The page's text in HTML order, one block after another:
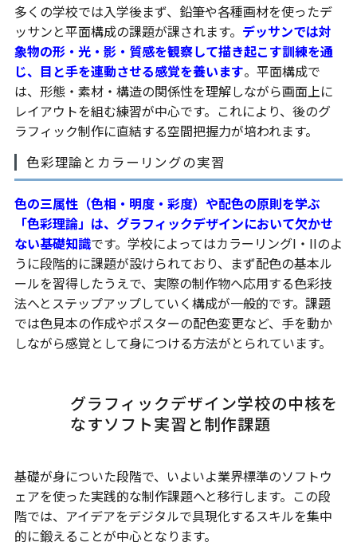
多くの学校では入学後まず、鉛筆や各種画材を使ったデ
ッサンと平面構成の課題が課されます。 デッサンでは対
象物の形・光・影・質感を観察して描き起こす訓練を通
じ、目と手を連動させる感覚を養います。平面構成で
は、形態・素材・構造の関係性を理解しながら画面上に
レイアウトを組む練習が中心です。これにより、後のグ
ラフィック制作に直結する空間把握力が培われます。
色彩理論とカラーリングの実習
色の三属性（色相・明度・彩度）や配色の原則を学ぶ
「色彩理論」は、グラフィックデザインにおいて欠かせ
ない基礎知識です。学校によってはカラーリングI・IIのよ
うに段階的に課題が設けられており、まず配色の基本ル
ールを習得したうえで、実際の制作物へ応用する色彩技
法へとステップアップしていく構成が一般的です。課題
では色見本の作成やポスターの配色変更など、手を動か
しながら感覚として身につける方法がとられています。
グラフィックデザイン学校の中核を
なすソフト実習と制作課題
基礎が身についた段階で、いよいよ業界標準のソフトウ
ェアを使った実践的な制作課題へと移行します。この段
階では、アイデアをデジタルで具現化するスキルを集中
的に鍛えることが中心となります。